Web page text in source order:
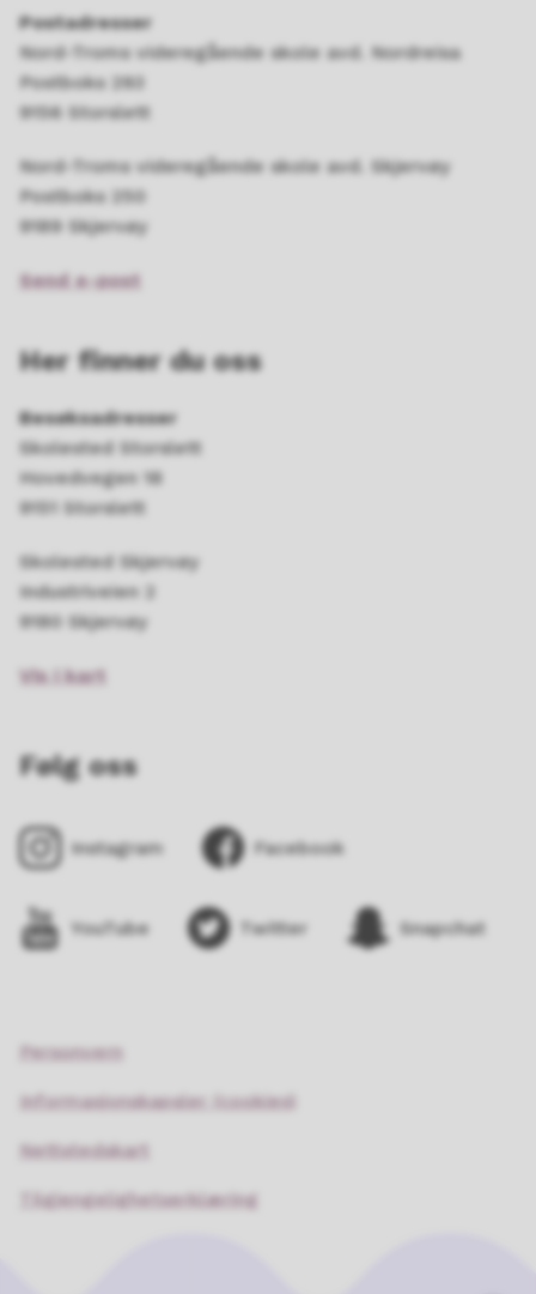
Postadresser
Nord-Troms videregående skole avd. Nordreisa
Postboks 293
9156 Storslett
Nord-Troms videregående skole avd. Skjervøy
Postboks 250
9189 Skjervøy
Send e-post
Her finner du oss
Besøksadresser
Skolested Storslett
Hovedvegen 18
9151 Storslett
Skolested Skjervøy
Industriveien 2
9180 Skjervøy
Vis i kart
Følg oss
Instagram Facebook
YouTube Twitter Snapchat
Personvern
Informasjonskapsler (cookies)
Nettstedskart
Tilgjengelighetserklæring